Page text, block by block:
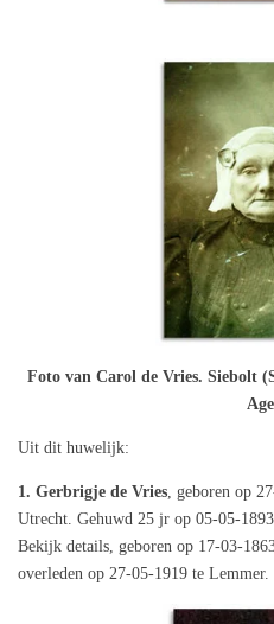
Foto van Carol de Vries. Siebolt
Uit dit huwelijk:
1. Gerbrigje de Vries, geboren op
Utrecht. Gehuwd 25 jr op 05-05-
Bekijk details, geboren op 17-03-
overleden op 27-05-1919 te Lemmer.